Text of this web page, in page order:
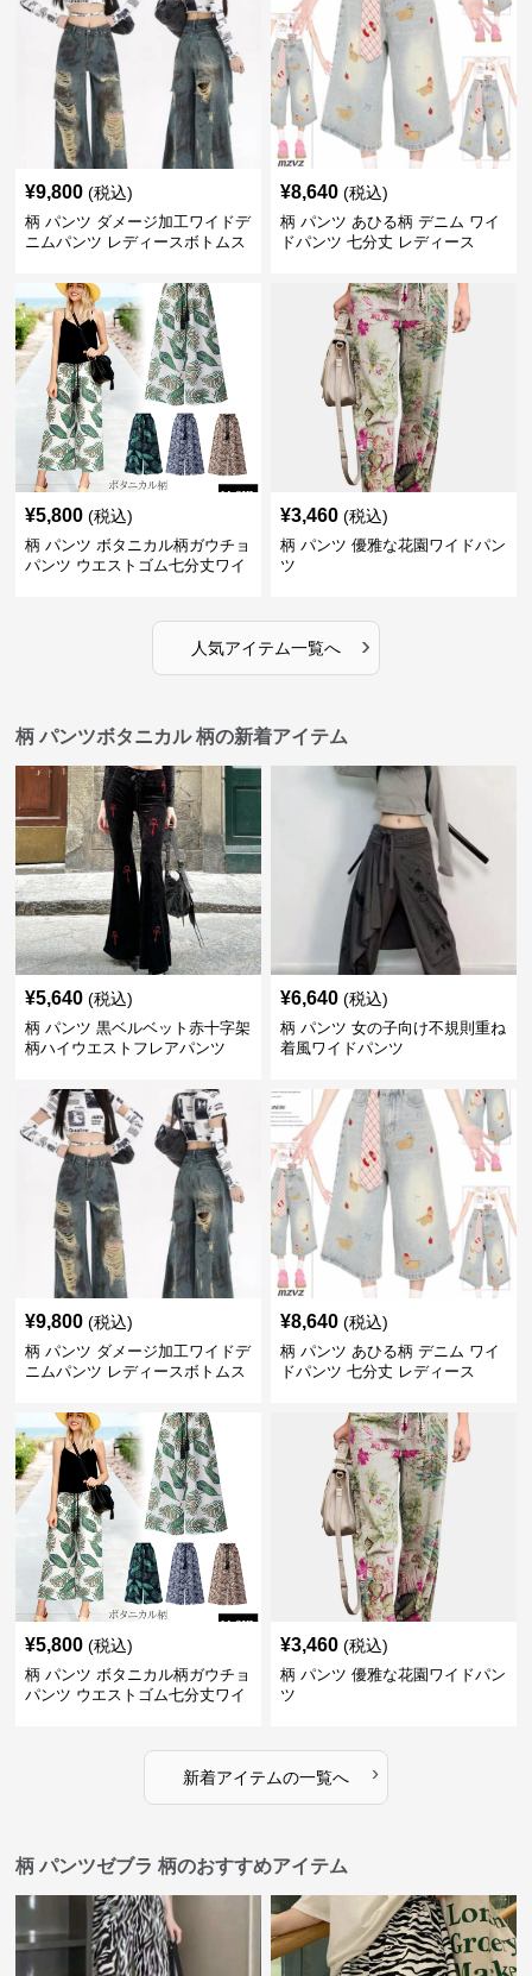
¥9,800 (税込)
柄 パンツ ダメージ加工ワイドデ
ニムパンツ レディースボトムス
¥8,640 (税込)
柄 パンツ あひる柄 デニム ワイ
ドパンツ 七分丈 レディース
¥5,800 (税込)
柄 パンツ ボタニカル柄ガウチョ
パンツ ウエストゴム七分丈ワイ
¥3,460 (税込)
柄 パンツ 優雅な花園ワイドパン
ツ
人気アイテム一覧へ ›
柄 パンツボタニカル 柄の新着アイテム
¥5,640 (税込)
柄 パンツ 黒ベルベット赤十字架
柄ハイウエストフレアパンツ
¥6,640 (税込)
柄 パンツ 女の子向け不規則重ね
着風ワイドパンツ
¥9,800 (税込)
柄 パンツ ダメージ加工ワイドデ
ニムパンツ レディースボトムス
¥8,640 (税込)
柄 パンツ あひる柄 デニム ワイ
ドパンツ 七分丈 レディース
¥5,800 (税込)
柄 パンツ ボタニカル柄ガウチョ
パンツ ウエストゴム七分丈ワイ
¥3,460 (税込)
柄 パンツ 優雅な花園ワイドパン
ツ
新着アイテムの一覧へ ›
柄 パンツゼブラ 柄のおすすめアイテム